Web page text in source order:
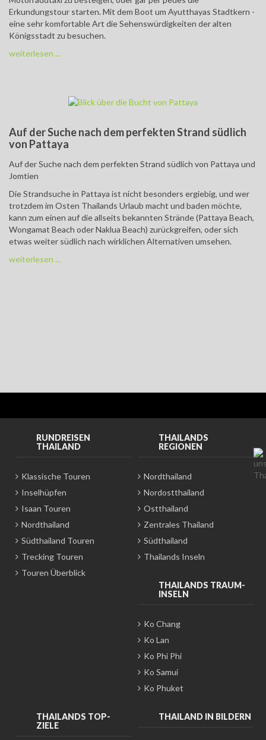
Erkundungstour starten. Mit dem Boot um Ayutthayas Stadtkern -
eine sehr komfortable Art die Sehenswürdigkeiten der alten
Königsstadt zu besuchen.
weiterlesen ...
Auf der Suche nach dem perfekten Strand südlich
von Pattaya
Auf der Suche nach dem perfekten Strand südlich von Pattaya und
Jomtien
Die Strandsuche in Pattaya ist nicht besonders ergiebig, und wer
trotzdem im Osten Thailands Urlaub macht und baden möchte,
kann zum einen auf die allseits bekannten Strände (Pattaya Beach,
Wongamat Beach oder Naklua Beach) zurückgreifen, oder sich
etwas weiter südlich nach wirklichen Alternativen umsehen.
weiterlesen ...
RUNDREISEN
THAILAND
Klassische Touren
Inselhüpfen
Isaan Touren
Nordthailand
Südthailand Touren
Trecking Touren
Touren Überblick
THAILANDS
REGIONEN
Nordthailand
Nordostthailand
Ostthailand
Zentrales Thailand
Südthailand
Thailands Inseln
THAILANDS TRAUM-
INSELN
Ko Chang
Ko Lan
Ko Phi Phi
Ko Samui
Ko Phuket
THAILANDS TOP-
ZIELE
THAILAND IN BILDERN